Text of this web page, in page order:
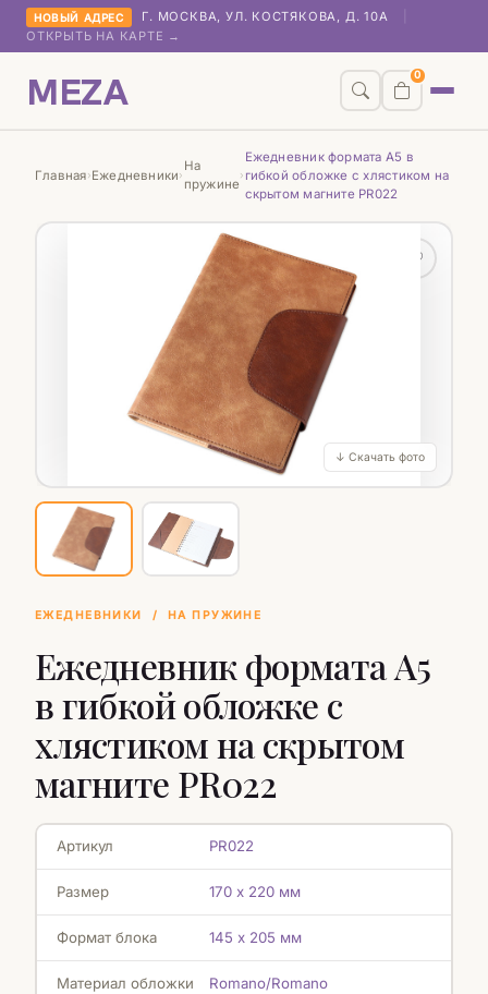
НОВЫЙ АДРЕС Г. МОСКВА, УЛ. КОСТЯКОВА, Д. 10А
ОТКРЫТЬ НА КАРТЕ →
MEZA 0
Главная›Ежедневники›
На
пружине
›
Ежедневник формата А5 в
гибкой обложке с хлястиком на
скрытом магните PR022
♡
↓ Скачать фото
ЕЖЕДНЕВНИКИ / НА ПРУЖИНЕ
Ежедневник формата А5
в гибкой обложке с
хлястиком на скрытом
магните PR022
Артикул PR022
Размер 170 х 220 мм
Формат блока 145 х 205 мм
Материал обложки Rоmano/Romano